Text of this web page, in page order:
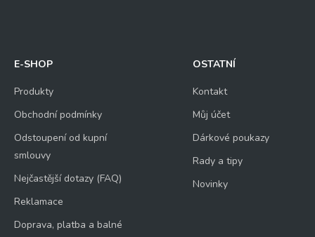
E-SHOP
Produkty
Obchodní podmínky
Odstoupení od kupní
smlouvy
Nejčastější dotazy (FAQ)
Reklamace
Doprava, platba a balné
OSTATNÍ
Kontakt
Můj účet
Dárkové poukazy
Rady a tipy
Novinky